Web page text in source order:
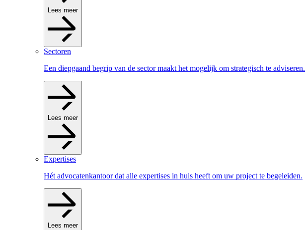
Lees meer
Sectoren
Een diepgaand begrip van de sector maakt het mogelijk om strategisch te adviseren.
Lees meer
Expertises
Hét advocatenkantoor dat alle expertises in huis heeft om uw project te begeleiden.
Lees meer